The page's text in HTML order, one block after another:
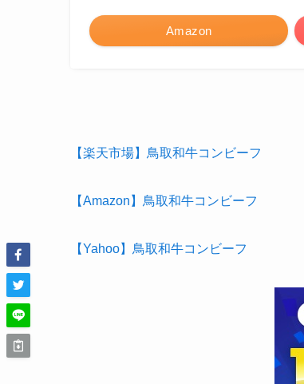
Amazon
【楽天市場】鳥取和牛コンビーフ
【Amazon】鳥取和牛コンビーフ
【Yahoo】鳥取和牛コンビーフ